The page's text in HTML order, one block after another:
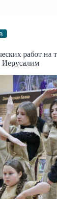
работ на
Иерусалим